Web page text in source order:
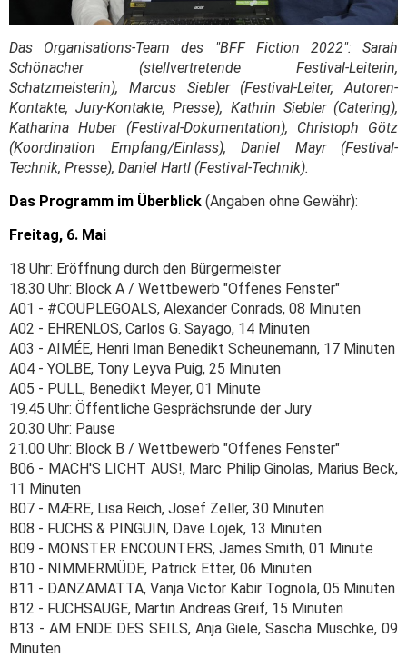
Das Organisations-Team des "BFF Fiction 2022": Sarah
Schönacher (stellvertretende Festival-Leiterin,
Schatzmeisterin), Marcus Siebler (Festival-Leiter, Autoren-
Kontakte, Jury-Kontakte, Presse), Kathrin Siebler (Catering),
Katharina Huber (Festival-Dokumentation), Christoph Götz
(Koordination Empfang/Einlass), Daniel Mayr (Festival-
Technik, Presse), Daniel Hartl (Festival-Technik).
Das Programm im Überblick (Angaben ohne Gewähr):
Freitag, 6. Mai
18 Uhr: Eröffnung durch den Bürgermeister
18.30 Uhr: Block A / Wettbewerb "Offenes Fenster"
A01 - #COUPLEGOALS, Alexander Conrads, 08 Minuten
A02 - EHRENLOS, Carlos G. Sayago, 14 Minuten
A03 - AIMÉE, Henri Iman Benedikt Scheunemann, 17 Minuten
A04 - YOLBE, Tony Leyva Puig, 25 Minuten
A05 - PULL, Benedikt Meyer, 01 Minute
19.45 Uhr: Öffentliche Gesprächsrunde der Jury
20.30 Uhr: Pause
21.00 Uhr: Block B / Wettbewerb "Offenes Fenster"
B06 - MACH'S LICHT AUS!, Marc Philip Ginolas, Marius Beck,
11 Minuten
B07 - MÆRE, Lisa Reich, Josef Zeller, 30 Minuten
B08 - FUCHS & PINGUIN, Dave Lojek, 13 Minuten
B09 - MONSTER ENCOUNTERS, James Smith, 01 Minute
B10 - NIMMERMÜDE, Patrick Etter, 06 Minuten
B11 - DANZAMATTA, Vanja Victor Kabir Tognola, 05 Minuten
B12 - FUCHSAUGE, Martin Andreas Greif, 15 Minuten
B13 - AM ENDE DES SEILS, Anja Giele, Sascha Muschke, 09
Minuten